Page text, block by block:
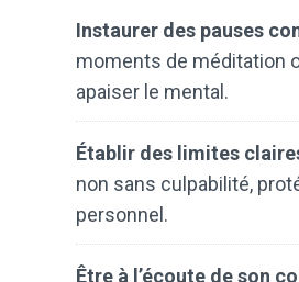
Instaurer des pauses
moments de méditation
apaiser le mental.
Établir des limites
non sans culpabilité,
personnel.
Être à l’écoute de son